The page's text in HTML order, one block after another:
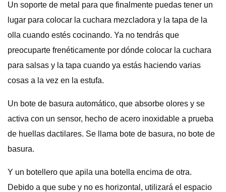
Un soporte de metal para que finalmente puedas tener un
lugar para colocar la cuchara mezcladora y la tapa de la
olla cuando estés cocinando. Ya no tendrás que
preocuparte frenéticamente por dónde colocar la cuchara
para salsas y la tapa cuando ya estás haciendo varias
cosas a la vez en la estufa.
Un bote de basura automático, que absorbe olores y se
activa con un sensor, hecho de acero inoxidable a prueba
de huellas dactilares. Se llama bote de basura, no bote de
basura.
Y un botellero que apila una botella encima de otra.
Debido a que sube y no es horizontal, utilizará el espacio